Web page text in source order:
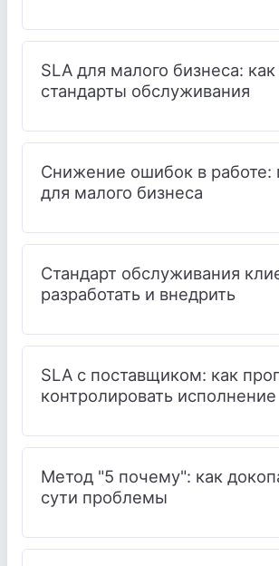
SLA для малого бизнеса:
стандарты обслуживания
Снижение ошибок в работе:
для малого бизнеса
Стандарт обслуживания
разработать и внедрить
SLA с поставщиком: как
контролировать исполнение
Метод "5 почему": как
сути проблемы